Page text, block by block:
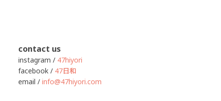
contact us
instagram / 47hiyori
facebook / 47日和
email / info@47hiyori.com